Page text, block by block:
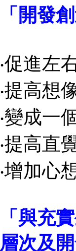
「開發
‧促進左
‧提高想
‧變成一
‧提高直
‧增加心
「與充
層次及